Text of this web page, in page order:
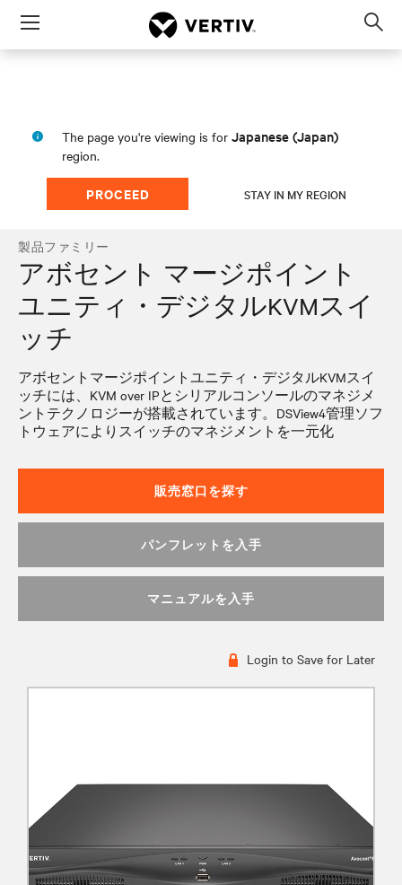
Menu
The page you're viewing is for Japanese (Japan)
region.
PROCEED STAY IN MY REGION
製品ファミリー
アボセント マージポイント
ユニティ・デジタルKVMスイ
ッチ
アボセントマージポイントユニティ・デジタルKVMスイ
ッチには、KVM over IPとシリアルコンソールのマネジメ
ントテクノロジーが搭載されています。DSView4管理ソフ
トウェアによりスイッチのマネジメントを一元化
販売窓口を探す
パンフレットを入手
マニュアルを入手
Login to Save for Later